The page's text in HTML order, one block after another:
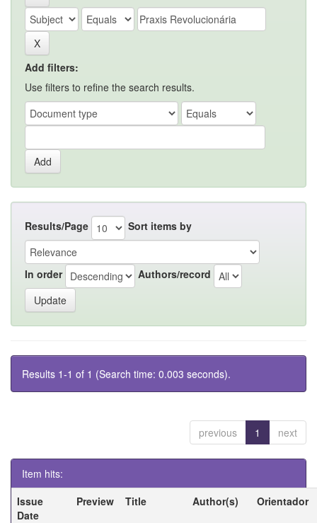
Add filters:
Use filters to refine the search results.
Results/Page Sort items by
In order Authors/record
Results 1-1 of 1 (Search time: 0.003 seconds).
previous 1 next
Item hits:
Issue
Date
Preview Title Author(s) Orientador